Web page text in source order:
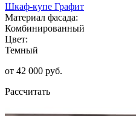
Шкаф-купе Графит
Материал фасада:
Комбинированный
Цвет:
Темный
от 42 000 руб.
Рассчитать